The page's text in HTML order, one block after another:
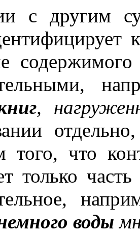
с другим
,
того, что
только
воды